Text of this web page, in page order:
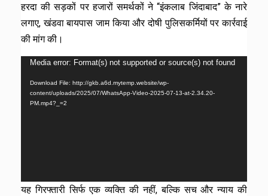
हरदा की सड़कों पर हजारों समर्थकों ने “इंकलाब जिंदाबाद” के नारे
लगाए, खंडवा बायपास जाम किया और दोषी पुलिसकर्मियों पर कार्रवाई
की मांग की।
Video
Player
Media error: Format(s) not supported or source(s) not found
Download File: http://gkb.a6d.mytemp.website/wp-
content/uploads/2025/07/WhatsApp-Video-2025-07-13-at-2.34.20-
PM.mp4?_=2
यह गिरफ्तारी सिर्फ एक व्यक्ति की नहीं, बल्कि सच और न्याय की